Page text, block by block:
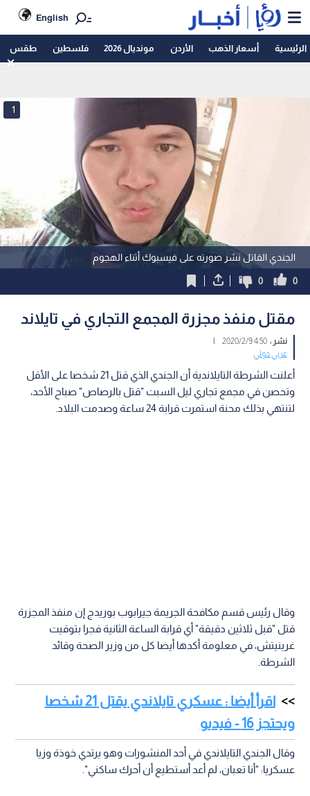
English
الرئيسية أسعار الذهب الأردن مونديال 2026 فلسطين طقس
الجندي القاتل نشر صورته على فيسبوك أثناء الهجوم
1
0
0
مقتل منفذ مجزرة المجمع التجاري في تايلاند
نشر :4:50 2020/2/9
|
عربي دولي
أعلنت الشرطة التايلاندية أن الجندي الذي قتل 21 شخصا على الأقل
وتحصن في مجمع تجاري ليل السبت "قتل بالرصاص" صباح الأحد،
لتنتهي بذلك محنة استمرت قرابة 24 ساعة وصدمت البلاد.
وقال رئيس قسم مكافحة الجريمة جيرابوب بوريدج إن منفذ المجزرة
قتل "قبل ثلاثين دقيقة" أي قرابة الساعة الثانية فجرا بتوقيت
غرينيتش، في معلومة أكدها أيضا كل من وزير الصحة وقائد
الشرطة.
اقرأ أيضا : عسكري تايلاندي يقتل 21 شخصا
ويحتجز 16 - فيديو
وقال الجندي التايلاندي في أحد المنشورات وهو يرتدي خوذة وزيا
عسكريا: "أنا تعبان، لم أعد أستطيع أن أحرك ساكني".